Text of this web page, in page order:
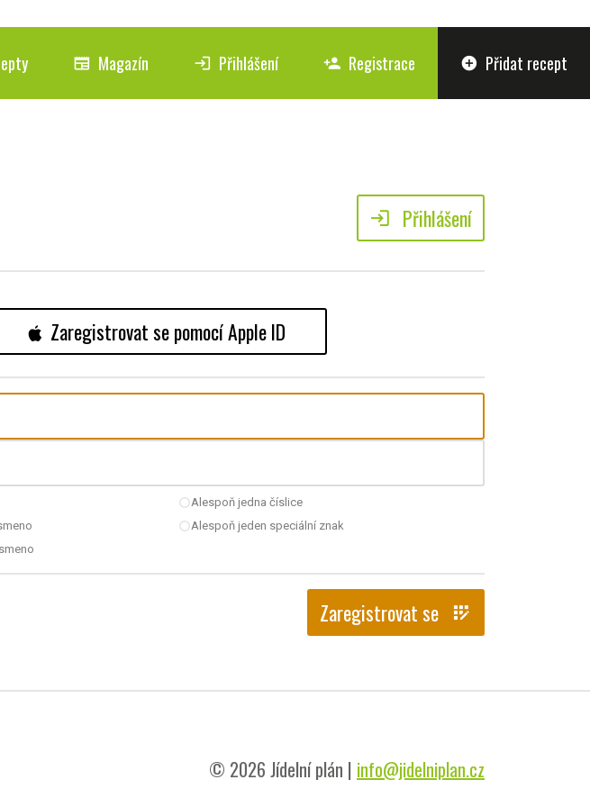
newspaper Magazín login Přihlášení person_add Registrace add_circle Přidat recept
login Přihlášení
Zaregistrovat se pomocí Apple ID
radio_button_uncheckedAlespoň jedna číslice
radio_button_uncheckedAlespoň jeden speciální znak
Zaregistrovat se app_registration
© 2026 Jídelní plán | info@jidelniplan.cz